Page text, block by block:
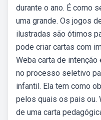
durante o ano. É como
uma grande. Os jogos
ilustradas são ótimos
pode criar cartas com
Weba carta de
no processo seletivo
infantil. Ela tem como
pelos quais os pais ou.
de uma carta